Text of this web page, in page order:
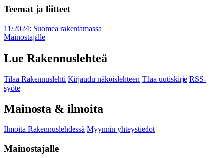
Teemat ja liitteet
11/2024: Suomea rakentamassa
Mainostajalle
Lue Rakennuslehteä
Tilaa Rakennuslehti Kirjaudu näköislehteen Tilaa uutiskirje RSS-
syöte
Mainosta & ilmoita
Ilmoita Rakennuslehdessä Myynnin yhteystiedot
Mainostajalle